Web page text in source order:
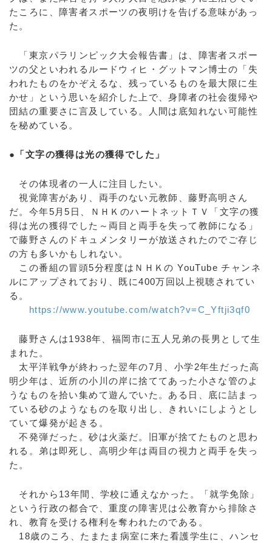
たころに、障害者スポーツの夜明けを告げる意味があっ
た。
「東京パラリンピック大会報告書」は、障害者スポー
ツの父といわれるルードウィヒ・グットマン博士の「失
われたものをかぞえるな、残っているものを最大限に生
かせ」という思いを紹介した上で、身障者の社会復帰や
団結の重要さに言及している。人間は底知れない可能性
を秘めている。
●「文字の獲得は光の獲得でした」
その体現者の一人に注目したい。
視覚障害があり、両手のない元教師、藤野高明さん
だ。今年5月5日、ＮＨＫのハートネットＴＶ「文字の獲
得は光の獲得でした～両目と両手を失って教師になる」
で藤野さんのドキュメンタリーが放送されたのでご存じ
の方も多いかもしれない。
この番組の冒頭5分程度はＮＨＫの YouTube チャンネ
ルにアップされており、既に400万回以上視聴されてい
る。
https://www.youtube.com/watch?v=C_Yftji3qf0
藤野さんは1938年、福岡市に五人兄弟の長男として生
まれた。
太平洋戦争が終わった翌年の7月、小学2年生だった高
明少年は、近所の小川の岸に捨ててあった小さな管のよ
うなものを拾い集めて遊んでいた。ある日、底に詰まっ
ている砂のようなものを取り出し、きれいにしようとし
ていて爆発が起きる。
不発弾だった。砂は火薬だ。旧軍が捨てたものと思わ
れる。弟は即死し、高明少年は両目の視力と両手を失っ
た。
それから13年間、学校に通えなかった。「就学免除」
という行政の都合で、重度の障害児は公教育から排除さ
れ、教育を受ける権利を奪われたのである。
18歳のころ、たまたま病室に来た看護学生に、ハンセ